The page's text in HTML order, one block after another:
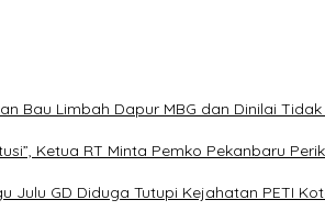
Bau Limbah Dapur MBG dan Dinilai
Ketua RT Minta Pemko Pekanbaru
Julu GD Diduga Tutupi Kejahatan PETI